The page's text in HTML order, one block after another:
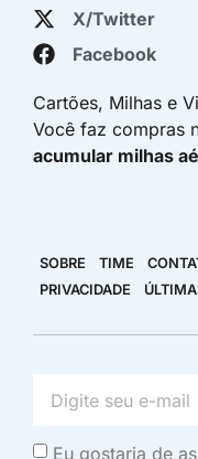
X/Twitter
Facebook
Cartões, Milhas e
Você faz compras
acumular milhas
SOBRE TIME
PRIVACIDADE
Eu gostaria de